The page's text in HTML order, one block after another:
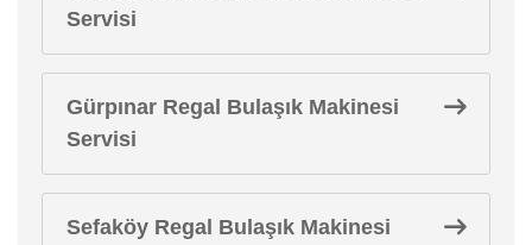
Servisi
Gürpınar Regal Bulaşık Makinesi
Servisi
Sefaköy Regal Bulaşık Makinesi